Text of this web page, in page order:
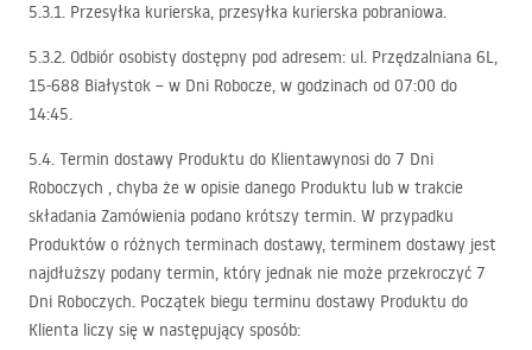
5.3.1. Przesyłka kurierska, przesyłka kurierska pobraniowa.
5.3.2. Odbiór osobisty dostępny pod adresem: ul. Przędzalniana 6L,
15-688 Białystok – w Dni Robocze, w godzinach od 07:00 do
14:45.
5.4. Termin dostawy Produktu do Klientawynosi do 7 Dni
Roboczych , chyba że w opisie danego Produktu lub w trakcie
składania Zamówienia podano krótszy termin. W przypadku
Produktów o różnych terminach dostawy, terminem dostawy jest
najdłuższy podany termin, który jednak nie może przekroczyć 7
Dni Roboczych. Początek biegu terminu dostawy Produktu do
Klienta liczy się w następujący sposób: